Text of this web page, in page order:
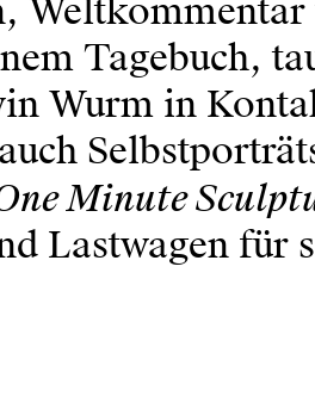
Tagebuch,
Wurm in
Minute
Lastwagen